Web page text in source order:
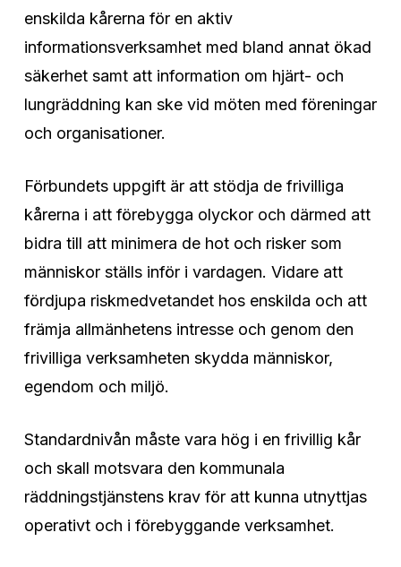
enskilda kårerna för en aktiv
informationsverksamhet med bland annat ökad
säkerhet samt att information om hjärt- och
lungräddning kan ske vid möten med föreningar
och organisationer.
Förbundets uppgift är att stödja de frivilliga
kårerna i att förebygga olyckor och därmed att
bidra till att minimera de hot och risker som
människor ställs inför i vardagen. Vidare att
fördjupa riskmedvetandet hos enskilda och att
främja allmänhetens intresse och genom den
frivilliga verksamheten skydda människor,
egendom och miljö.
Standardnivån måste vara hög i en frivillig kår
och skall motsvara den kommunala
räddningstjänstens krav för att kunna utnyttjas
operativt och i förebyggande verksamhet.